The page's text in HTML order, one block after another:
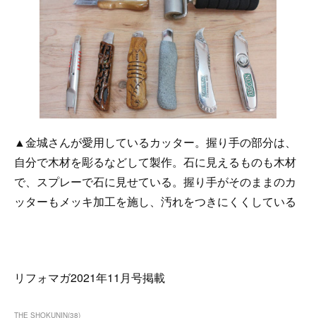
▲金城さんが愛用しているカッター。握り手の部分は、
自分で木材を彫るなどして製作。石に見えるものも木材
で、スプレーで石に見せている。握り手がそのままのカ
ッターもメッキ加工を施し、汚れをつきにくくしている
リフォマガ2021年11月号掲載
THE SHOKUNIN(38)